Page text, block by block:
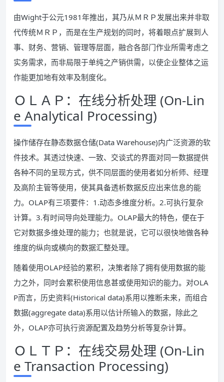
由Wight于公元1981年推出，其乃从ＭＲＰ发展出来并非取
代传统ＭＲＰ，而是在生产规划的同时，将着眼点扩展到人
事、财务、营销、管理等层面，融合各部门作业所需考虑之
实务需求，而非局限于单纯之产销供需，以使企业整体之运
作能更加地有效率及制度化。
ＯＬＡＰ：在线分析处理 (On-Lin
e Analytical Processing)
操作储存在静态数据仓储(Data Warehouse)内广泛资源的软
件技术。其透过快速、一致、交谈式的界面对同一数据提供
各种不同的呈现方式，供不同层面的使用者如分析师、经理
及高阶主管等使用，使其具备透析数据反应出来信息的能
力。OLAP有三项要件：1.动态多维度分析。2.可执行复杂
计算。3.有时间导向处理能力。OLAP最大的特色，便在于
它对数据多维处理的能力；也就是说，它可以很快地做各种
维度的纵向或横向的数据汇整处理。
随着使用OLAP经验的累积，决策者除了拥有使用数据的能
力之外，同时会累积使用信息甚或使用知识的能力。对OLA
P而言，历史资料(Historical data)系用以推断未来，而组合
数据(aggregate data)系用以估计所输入的数据，除此之
外，OLAP亦可执行资源配置及趋势分析等复杂计算。
ＯＬＴＰ：在线交易处理 (On-Lin
e Transaction Processing)